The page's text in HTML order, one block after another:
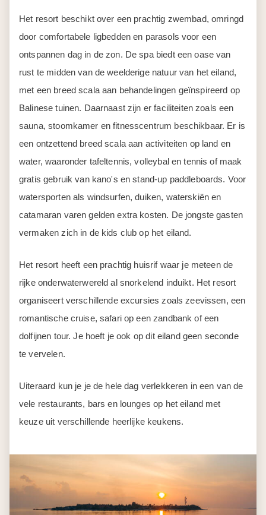
Het resort beschikt over een prachtig zwembad, omringd
door comfortabele ligbedden en parasols voor een
ontspannen dag in de zon. De spa biedt een oase van
rust te midden van de weelderige natuur van het eiland,
met een breed scala aan behandelingen geïnspireerd op
Balinese tuinen. Daarnaast zijn er faciliteiten zoals een
sauna, stoomkamer en fitnesscentrum beschikbaar. Er is
een ontzettend breed scala aan activiteiten op land en
water, waaronder tafeltennis, volleybal en tennis of maak
gratis gebruik van kano's en stand-up paddleboards. Voor
watersporten als windsurfen, duiken, waterskiën en
catamaran varen gelden extra kosten. De jongste gasten
vermaken zich in de kids club op het eiland.
Het resort heeft een prachtig huisrif waar je meteen de
rijke onderwaterwereld al snorkelend induikt. Het resort
organiseert verschillende excursies zoals zeevissen, een
romantische cruise, safari op een zandbank of een
dolfijnen tour. Je hoeft je ook op dit eiland geen seconde
te vervelen.
Uiteraard kun je je de hele dag verlekkeren in een van de
vele restaurants, bars en lounges op het eiland met
keuze uit verschillende heerlijke keukens.